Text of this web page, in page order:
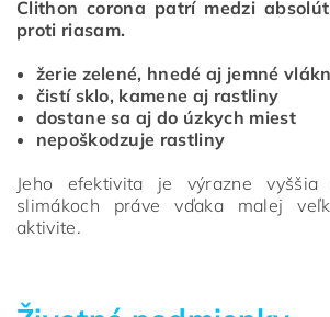
Clithon corona patrí medzi
proti riasam.
žerie zelené, hnedé aj jemné
čistí sklo, kamene aj rastliny
dostane sa aj do úzkych miest
nepoškodzuje rastliny
Jeho efektivita je výrazne
slimákoch práve vďaka malej
aktivite.